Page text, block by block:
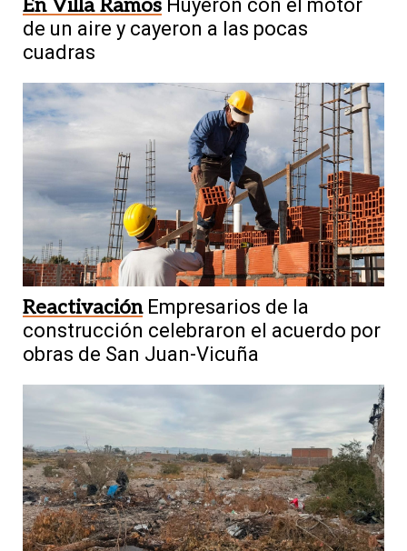
En Villa Ramos Huyeron con el motor
de un aire y cayeron a las pocas
cuadras
Reactivación Empresarios de la
construcción celebraron el acuerdo por
obras de San Juan-Vicuña